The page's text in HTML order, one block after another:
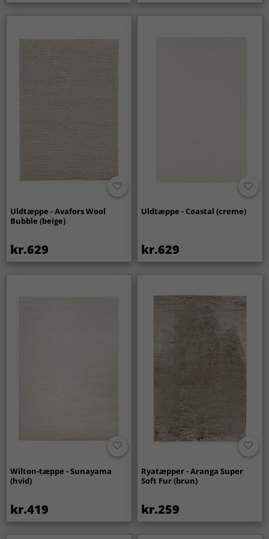
Uldtæppe - Avafors Wool
Bubble (beige)
kr.629
Uldtæppe - Coastal (creme)
kr.629
Wilton-tæppe - Sunayama
(hvid)
kr.419
Ryatæpper - Aranga Super
Soft Fur (brun)
kr.259